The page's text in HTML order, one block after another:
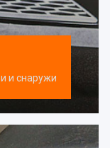
и снаружи